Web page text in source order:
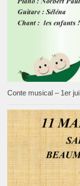
Conte musical – 1er